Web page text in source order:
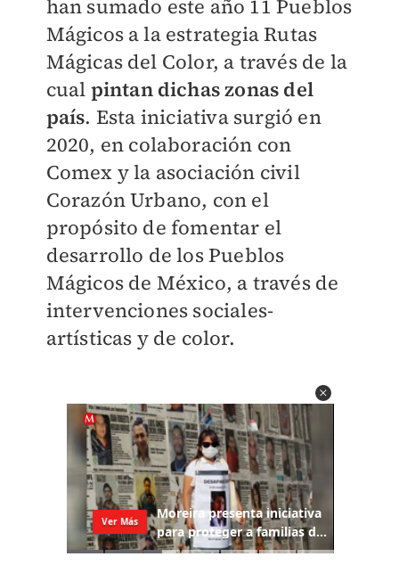
han sumado este año 11 Pueblos
Mágicos a la estrategia Rutas
Mágicas del Color, a través de la
cual pintan dichas zonas del
país. Esta iniciativa surgió en
2020, en colaboración con
Comex y la asociación civil
Corazón Urbano, con el
propósito de fomentar el
desarrollo de los Pueblos
Mágicos de México, a través de
intervenciones sociales-
artísticas y de color.